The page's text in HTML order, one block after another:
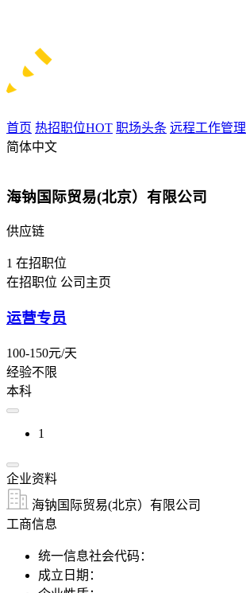
首页 热招职位HOT 职场头条 远程工作管理
简体中文
海钠国际贸易(北京）有限公司
供应链
1 在招职位
在招职位 公司主页
运营专员
100-150元/天
经验不限
本科
1
企业资料
海钠国际贸易(北京）有限公司
工商信息
统一信息社会代码：
成立日期：